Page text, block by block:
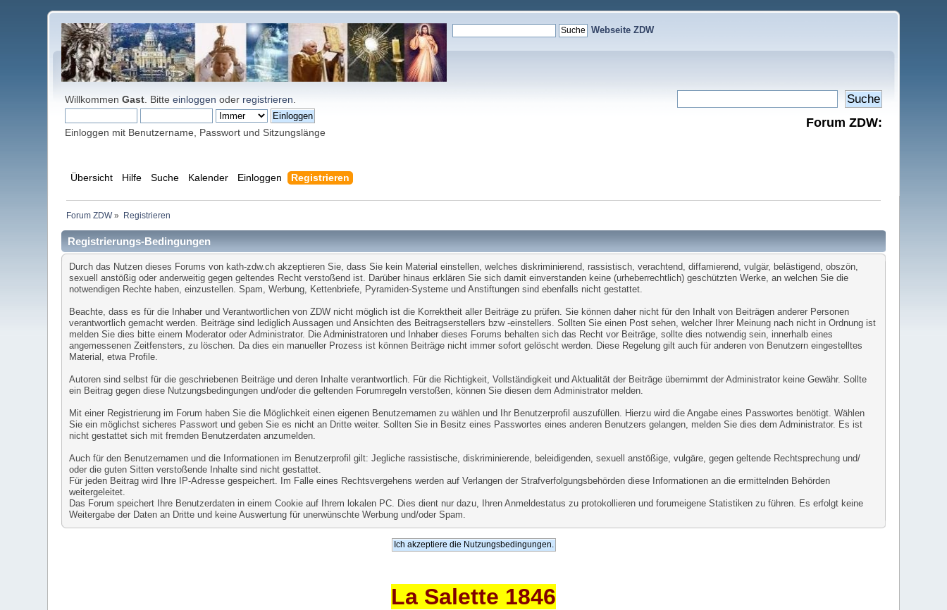
Webseite ZDW
WillkommenGast . Bitteeinloggen oder registrieren
Einloggen mit Benutzername, Passwort und Sitzungslänge
Forum ZDW:
Übersicht Hilfe Suche Kalender Einloggen Registrieren
Forum ZDW» Registrieren
Registrierungs-Bedingungen
Durch das Nutzen dieses Forums von kath-zdw.ch akzeptieren Sie, dass Sie kein Material einstellen, welches diskriminierend, rassistisch, verachtend, diffamierend, vulgär, belästigend, obszön,
sexuell anstößig oder anderweitig gegen geltendes Recht verstoßend ist. Darüber hinaus erklären Sie sich damit einverstanden keine (urheberrechtlich) geschützten Werke, an welchen Sie die
notwendigen Rechte haben, einzustellen. Spam, Werbung, Kettenbriefe, Pyramiden-Systeme und Anstiftungen sind ebenfalls nicht gestattet.
Beachte, dass es für die Inhaber und Verantwortlichen von ZDW nicht möglich ist die Korrektheit aller Beiträge zu prüfen. Sie können daher nicht für den Inhalt von Beiträgen anderer Personen
verantwortlich gemacht werden. Beiträge sind lediglich Aussagen und Ansichten des Beitragserstellers bzw -einstellers. Sollten Sie einen Post sehen, welcher Ihrer Meinung nach nicht in Ordnung ist
melden Sie dies bitte einem Moderator oder Administrator. Die Administratoren und Inhaber dieses Forums behalten sich das Recht vor Beiträge, sollte dies notwendig sein, innerhalb eines
angemessenen Zeitfensters, zu löschen. Da dies ein manueller Prozess ist können Beiträge nicht immer sofort gelöscht werden. Diese Regelung gilt auch für anderen von Benutzern eingestelltes
Material, etwa Profile.
Autoren sind selbst für die geschriebenen Beiträge und deren Inhalte verantwortlich. Für die Richtigkeit, Vollständigkeit und Aktualität der Beiträge übernimmt der Administrator keine Gewähr. Sollte
ein Beitrag gegen diese Nutzungsbedingungen und/oder die geltenden Forumregeln verstoßen, können Sie diesen dem Administrator melden.
Mit einer Registrierung im Forum haben Sie die Möglichkeit einen eigenen Benutzernamen zu wählen und Ihr Benutzerprofil auszufüllen. Hierzu wird die Angabe eines Passwortes benötigt. Wählen
Sie ein möglichst sicheres Passwort und geben Sie es nicht an Dritte weiter. Sollten Sie in Besitz eines Passwortes eines anderen Benutzers gelangen, melden Sie dies dem Administrator. Es ist
nicht gestattet sich mit fremden Benutzerdaten anzumelden.
Auch für den Benutzernamen und die Informationen im Benutzerprofil gilt: Jegliche rassistische, diskriminierende, beleidigenden, sexuell anstößige, vulgäre, gegen geltende Rechtsprechung und/
oder die guten Sitten verstoßende Inhalte sind nicht gestattet.
Für jeden Beitrag wird Ihre IP-Adresse gespeichert. Im Falle eines Rechtsvergehens werden auf Verlangen der Strafverfolgungsbehörden diese Informationen an die ermittelnden Behörden
weitergeleitet.
Das Forum speichert Ihre Benutzerdaten in einem Cookie auf Ihrem lokalen PC. Dies dient nur dazu, Ihren Anmeldestatus zu protokollieren und forumeigene Statistiken zu führen. Es erfolgt keine
Weitergabe der Daten an Dritte und keine Auswertung für unerwünschte Werbung und/oder Spam.
La Salette 1846